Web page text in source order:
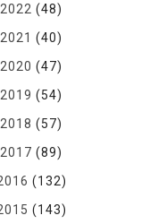
2022 (48)
2021 (40)
2020 (47)
2019 (54)
2018 (57)
2017 (89)
(132)
(143)